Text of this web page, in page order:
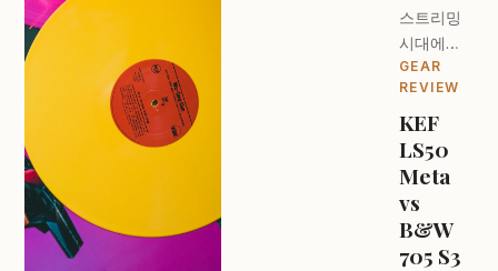
스트리밍
시대에도
턴테이블
이 돌아가
는 이유. 런
던 오디오
파일들의
성지를 찾
아서.
GEAR
REVIEW
KEF
LS50
Meta
vs
B&W
705 S3